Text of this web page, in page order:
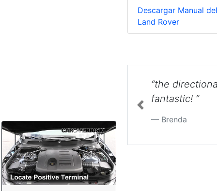
Descargar Manual
Land Rover
“Thanks for
hood tip, took
Previous